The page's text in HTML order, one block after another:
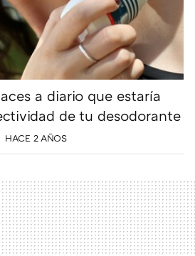
a diario que estaría
de tu desodorante
HACE 2 AÑOS